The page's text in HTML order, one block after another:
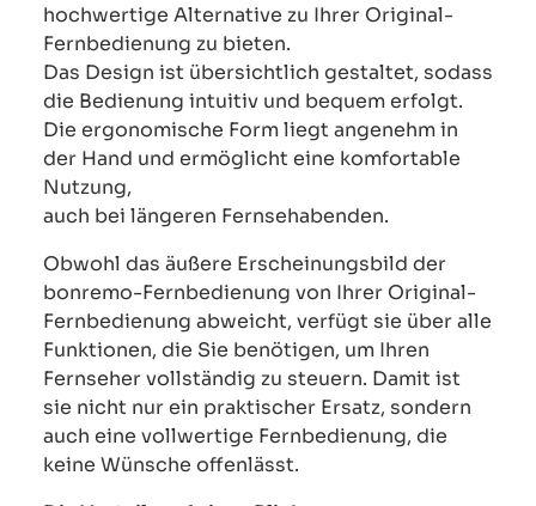
hochwertige Alternative zu Ihrer Original-
Fernbedienung zu bieten.
Das Design ist übersichtlich gestaltet, sodass
die Bedienung intuitiv und bequem erfolgt.
Die ergonomische Form liegt angenehm in
der Hand und ermöglicht eine komfortable
Nutzung,
auch bei längeren Fernsehabenden.
Obwohl das äußere Erscheinungsbild der
bonremo-Fernbedienung von Ihrer Original-
Fernbedienung abweicht, verfügt sie über alle
Funktionen, die Sie benötigen, um Ihren
Fernseher vollständig zu steuern. Damit ist
sie nicht nur ein praktischer Ersatz, sondern
auch eine vollwertige Fernbedienung, die
keine Wünsche offenlässt.